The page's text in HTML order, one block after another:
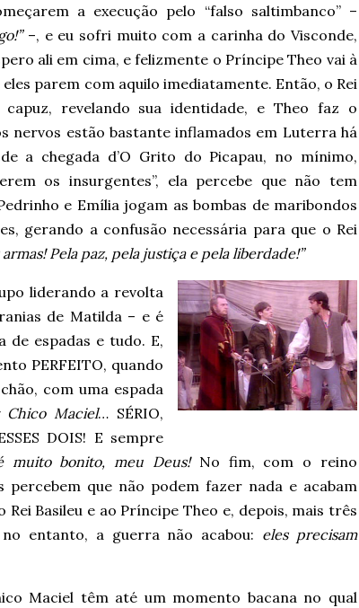
a execução pelo “falso saltimbanco” –
–, e eu sofri muito com a carinha do Visconde,
ali em cima, e felizmente o Príncipe Theo vai à
parem com aquilo imediatamente. Então, o Rei
capuz, revelando sua identidade, e Theo faz o
nervos estão bastante inflamados em Luterra há
a chegada d’O Grito do Picapau, no mínimo,
os insurgentes”, ela percebe que não tem
e Emília jogam as bombas de maribondos
gerando a confusão necessária para que o Rei
Pela paz, pela justiça e pela liberdade!”
liderando a revolta
de Matilda – e é
espadas e tudo. E,
PERFEITO, quando
com uma espada
Maciel… SÉRIO,
DOIS! E sempre
muito bonito, meu Deus!No fim, com o reino
que não podem fazer nada e acabam
Basileu e ao Príncipe Theo e, depois, mais três
entanto, a guerra não acabou: eles precisam
Maciel têm até um momento bacana no qual